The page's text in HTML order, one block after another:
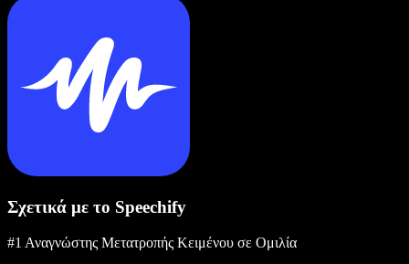
Σχετικά με το Speechify
#1 Αναγνώστης Μετατροπής Κειμένου σε Ομιλία